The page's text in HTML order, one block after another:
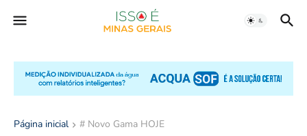
Página inicial # Novo Gama HOJE